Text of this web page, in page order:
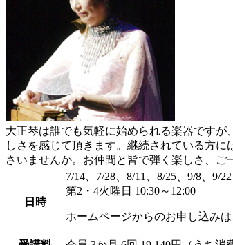
大正琴は誰でも気軽に始められる楽器です
しさを感じて頂きます。継続されている方
さいませんか。お仲間と皆で弾く楽しさ、ご
日時
7/14、7/28、8/11、8/25、9/8、9/22
第2・4火曜日 10:30～12:00
ホームページからのお申し込み